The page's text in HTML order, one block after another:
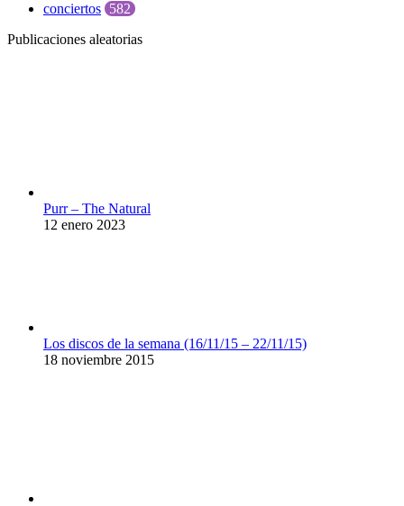
conciertos 582
Publicaciones aleatorias
Purr – The Natural
12 enero 2023
Los discos de la semana (16/11/15 – 22/11/15)
18 noviembre 2015